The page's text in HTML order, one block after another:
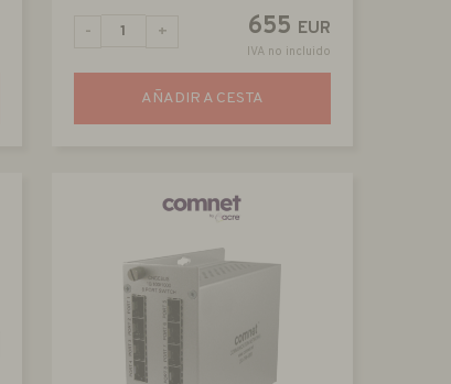
655 EUR
IVA no incluido
- +
AÑADIR A CESTA